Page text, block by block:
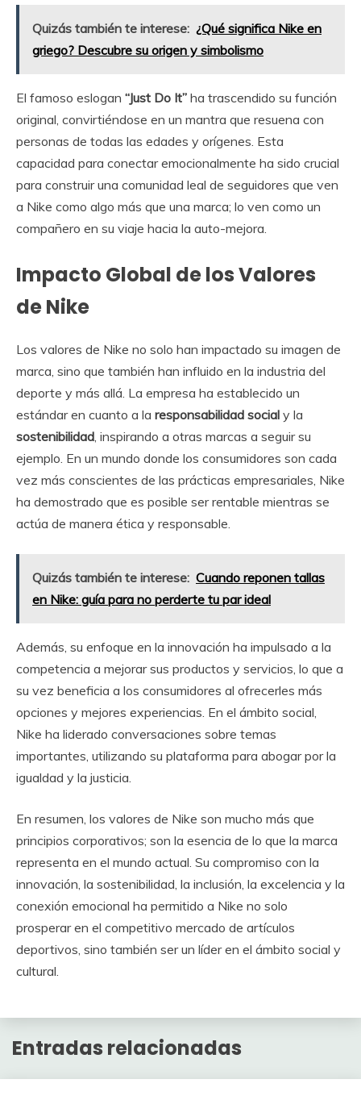
Quizás también te interese: ¿Qué significa Nike en
griego? Descubre su origen y simbolismo
El famoso eslogan “Just Do It” ha trascendido su función
original, convirtiéndose en un mantra que resuena con
personas de todas las edades y orígenes. Esta
capacidad para conectar emocionalmente ha sido crucial
para construir una comunidad leal de seguidores que ven
a Nike como algo más que una marca; lo ven como un
compañero en su viaje hacia la auto-mejora.
Impacto Global de los Valores
de Nike
Los valores de Nike no solo han impactado su imagen de
marca, sino que también han influido en la industria del
deporte y más allá. La empresa ha establecido un
estándar en cuanto a la responsabilidad social y la
sostenibilidad, inspirando a otras marcas a seguir su
ejemplo. En un mundo donde los consumidores son cada
vez más conscientes de las prácticas empresariales, Nike
ha demostrado que es posible ser rentable mientras se
actúa de manera ética y responsable.
Quizás también te interese: Cuando reponen tallas
en Nike: guía para no perderte tu par ideal
Además, su enfoque en la innovación ha impulsado a la
competencia a mejorar sus productos y servicios, lo que a
su vez beneficia a los consumidores al ofrecerles más
opciones y mejores experiencias. En el ámbito social,
Nike ha liderado conversaciones sobre temas
importantes, utilizando su plataforma para abogar por la
igualdad y la justicia.
En resumen, los valores de Nike son mucho más que
principios corporativos; son la esencia de lo que la marca
representa en el mundo actual. Su compromiso con la
innovación, la sostenibilidad, la inclusión, la excelencia y la
conexión emocional ha permitido a Nike no solo
prosperar en el competitivo mercado de artículos
deportivos, sino también ser un líder en el ámbito social y
cultural.
Entradas relacionadas